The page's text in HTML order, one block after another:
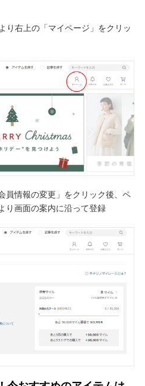
右上の「マイページ」をクリッ
情報の変更」をクリック後、ペ
り画面の案内に沿って登録